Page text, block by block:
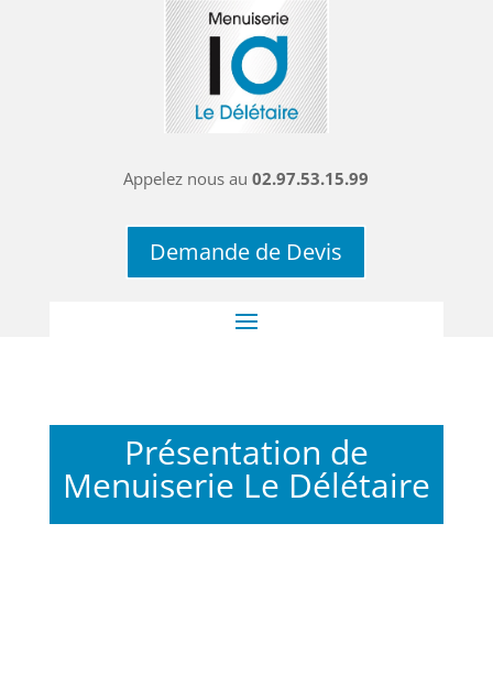
Appelez nous au02.97.53.15.99
Demande de Devis
Présentation de
Menuiserie Le Délétaire